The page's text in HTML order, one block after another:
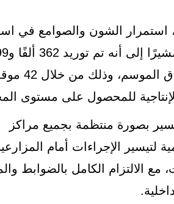
استمرار الشون والصوامع في
و119 كيلوجرامًا من الأقماح منذ انطلاق
للمحصول على مستوى
بصورة منتظمة بجميع مراكز
لتيسير الإجراءات أمام
الالتزام الكامل بالضوابط